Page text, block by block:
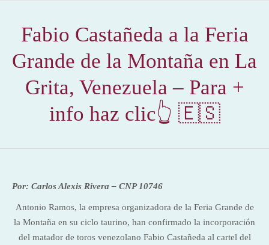
Fabio Castañeda a la Feria
Grande de la Montaña en La
Grita, Venezuela – Para +
info haz clic👆 🇪🇸
Por: Carlos Alexis Rivera – CNP 10746
Antonio Ramos, la empresa organizadora de la Feria Grande de
la Montaña en su ciclo taurino, han confirmado la incorporación
del matador de toros venezolano Fabio Castañeda al cartel del